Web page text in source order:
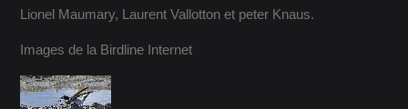
Lionel Maumary, Laurent Vallotton et peter Knaus.
Images de la Birdline Internet